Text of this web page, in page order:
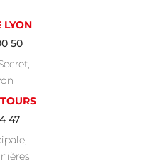
LYON
50
47